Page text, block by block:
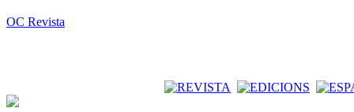
OC Revista